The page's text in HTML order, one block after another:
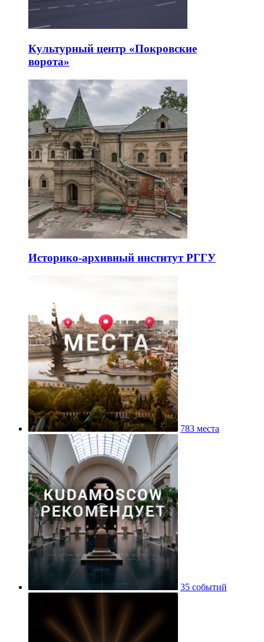
Культурный центр «Покровские
ворота»
Историко-архивный институт РГГУ
783 места
35 событий